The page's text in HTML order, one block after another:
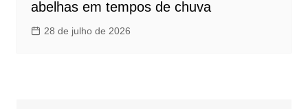
abelhas em tempos de chuva
28 de julho de 2026